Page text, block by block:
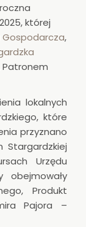
której
Gospodarcza,
Patronem
lokalnych
które
przyznano
Stargardzkiej
Urzędu
obejmowały
Produkt
Pajora –